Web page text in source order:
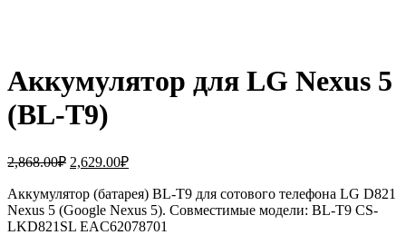
Аккумулятор для LG Nexus 5
(BL-T9)
2,868.00₽ Первоначальная
составляла
2,868.00₽.
2,629.00₽Текущая
2,629.00₽.
Аккумулятор (батарея) BL-T9 для сотового телефона LG D821
Nexus 5 (Google Nexus 5). Совместимые модели: BL-T9 CS-
LKD821SL EAC62078701